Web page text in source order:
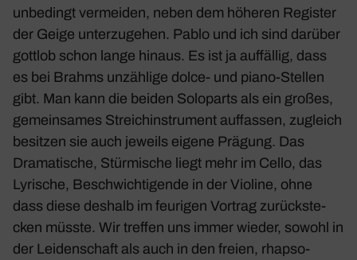
unbe­dingt vermeiden, neben dem höheren Register
der Geige unter­zu­gehen. Pablo und ich sind darüber
gottlob schon lange hinaus. Es ist ja auffällig, dass
es bei Brahms unzäh­lige dolce- und piano-Stellen
gibt. Man kann die beiden Solo­parts als ein großes,
gemein­sames Streich­in­stru­ment auffassen, zugleich
besitzen sie auch jeweils eigene Prägung. Das
Drama­ti­sche, Stür­mi­sche liegt mehr im Cello, das
Lyri­sche, Beschwich­ti­gende in der Violine, ohne
dass diese deshalb im feurigen Vortrag zurück­ste­
cken müsste. Wir treffen uns immer wieder, sowohl in
der Leiden­schaft als auch in den freien, rhap­so­